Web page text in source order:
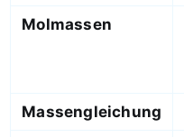
Molmassen
Massengleichung